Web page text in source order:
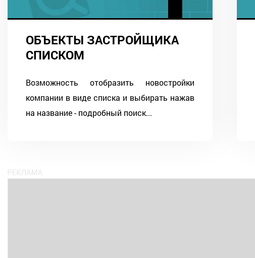
ОБЪЕКТЫ ЗАСТРОЙЩИКА
СПИСКОМ
Возможность отобразить новостройки
компании в виде списка и выбирать нажав
на название - подробный поиск...